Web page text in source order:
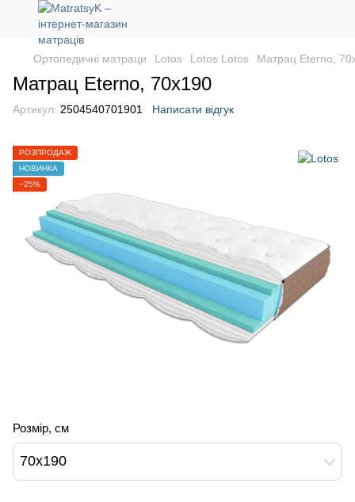
Ортопедичні матраци Lotos Lotos Lotos Матрац Eterno,
Матрац Eterno, 70х190
Артикул: 2504540701901 Написати відгук
РОЗПРОДАЖ
НОВИНКА
−25%
Розмір, см
70х190